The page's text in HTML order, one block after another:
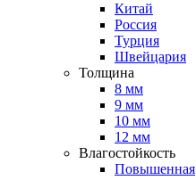
Китай
Россия
Турция
Швейцария
Толщина
8 мм
9 мм
10 мм
12 мм
Влагостойкость
Повышенная